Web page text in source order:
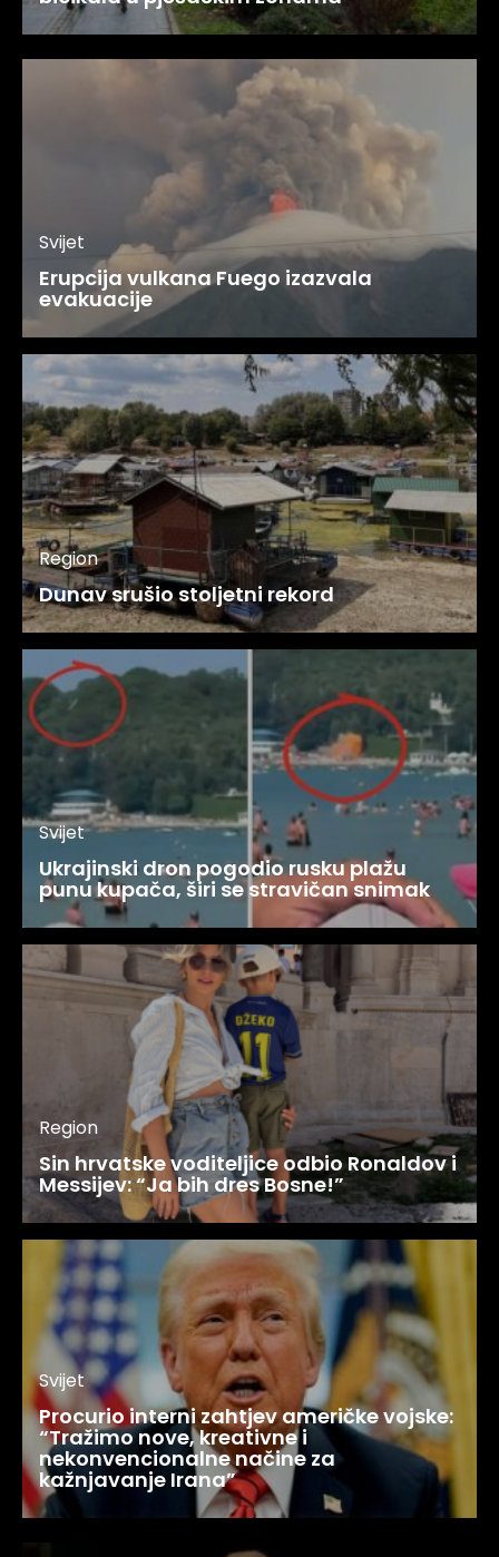
Svijet
Erupcija vulkana Fuego izazvala
evakuacije
Region
Dunav srušio stoljetni rekord
Svijet
Ukrajinski dron pogodio rusku plažu
punu kupača, širi se stravičan snimak
Region
Sin hrvatske voditeljice odbio Ronaldov i
Messijev: “Ja bih dres Bosne!”
Svijet
Procurio interni zahtjev američke vojske:
“Tražimo nove, kreativne i
nekonvencionalne načine za
kažnjavanje Irana”